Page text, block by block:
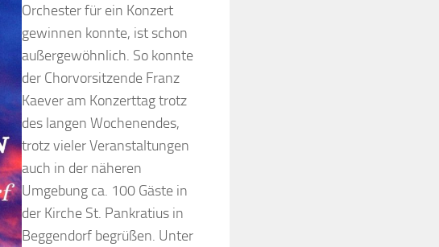
Orchester für ein Konzert
gewinnen konnte, ist schon
außergewöhnlich. So konnte
der Chorvorsitzende Franz
Kaever am Konzerttag trotz
des langen Wochenendes,
trotz vieler Veranstaltungen
auch in der näheren
Umgebung ca. 100 Gäste in
der Kirche St. Pankratius in
Beggendorf begrüßen. Unter